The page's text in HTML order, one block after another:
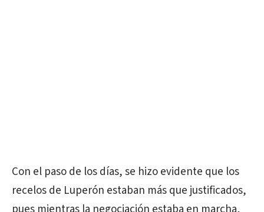
Con el paso de los días, se hizo evidente que los
recelos de Luperón estaban más que justificados,